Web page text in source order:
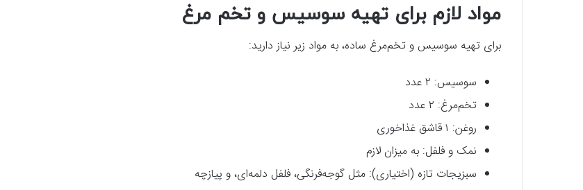
مواد لازم برای تهیه سوسیس و تخم مرغ
برای تهیه سوسیس و تخم‌مرغ ساده، به مواد زیر نیاز دارید:
سوسیس: ۲ عدد
تخم‌مرغ: ۲ عدد
روغن: ۱ قاشق غذاخوری
نمک و فلفل: به میزان لازم
سبزیجات تازه (اختیاری): مثل گوجه‌فرنگی، فلفل دلمه‌ای، و پیازچه